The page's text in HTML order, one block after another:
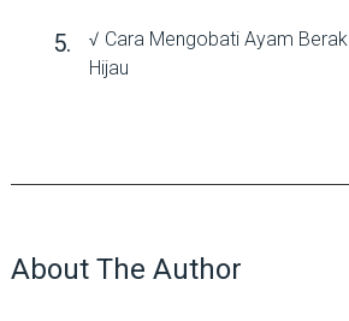
√ Cara Mengobati Ayam Berak
Hijau
About The Author